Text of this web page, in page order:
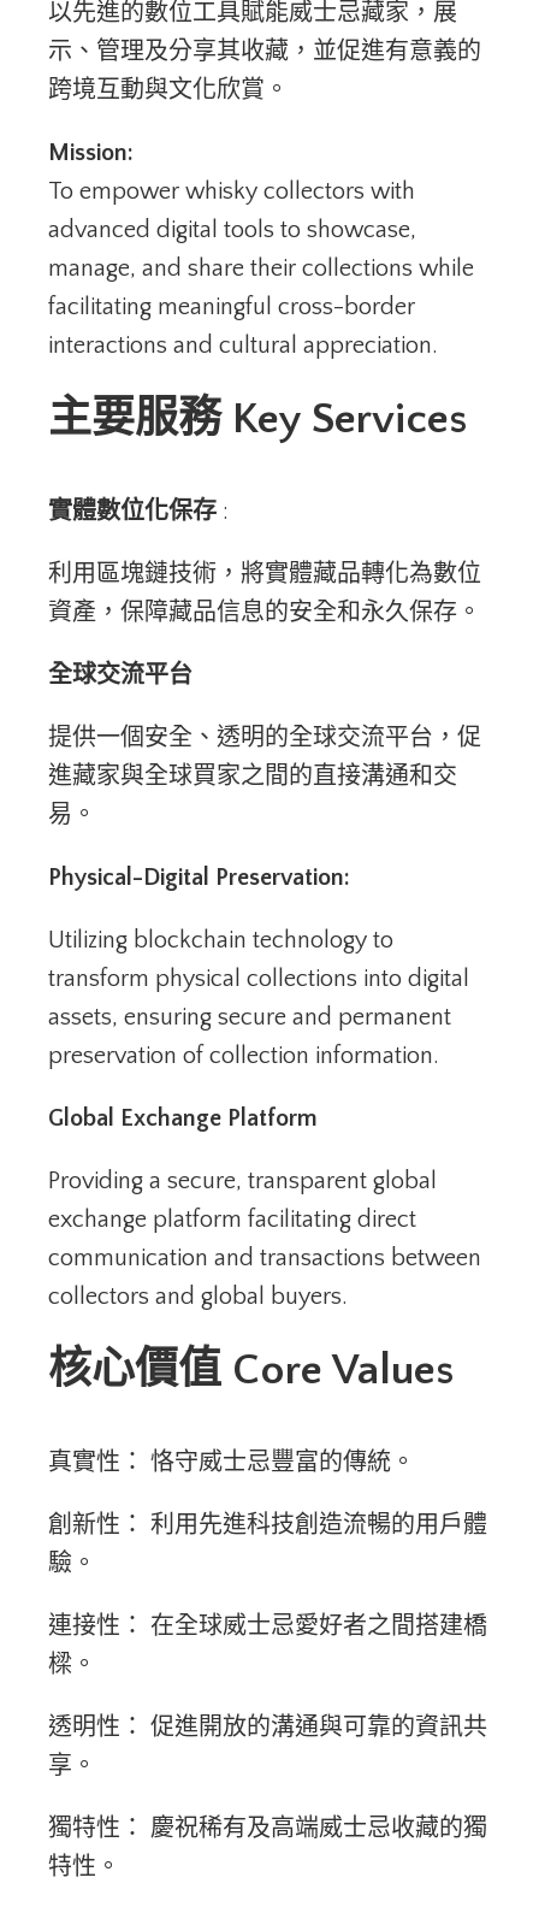
以先進的數位工具賦能威士忌藏家，展
示、管理及分享其收藏，並促進有意義的
跨境互動與文化欣賞。
Mission:
To empower whisky collectors with
advanced digital tools to showcase,
manage, and share their collections while
facilitating meaningful cross-border
interactions and cultural appreciation.
主要服務 Key Services
實體數位化保存 :
利用區塊鏈技術，將實體藏品轉化為數位
資產，保障藏品信息的安全和永久保存。
全球交流平台
提供一個安全、透明的全球交流平台，促
進藏家與全球買家之間的直接溝通和交
易。
Physical-Digital Preservation:
Utilizing blockchain technology to
transform physical collections into digital
assets, ensuring secure and permanent
preservation of collection information.
Global Exchange Platform
Providing a secure, transparent global
exchange platform facilitating direct
communication and transactions between
collectors and global buyers.
核心價值 Core Values
真實性： 恪守威士忌豐富的傳統。
創新性： 利用先進科技創造流暢的用戶體
驗。
連接性： 在全球威士忌愛好者之間搭建橋
樑。
透明性： 促進開放的溝通與可靠的資訊共
享。
獨特性： 慶祝稀有及高端威士忌收藏的獨
特性。